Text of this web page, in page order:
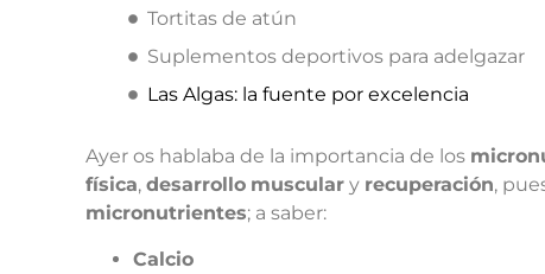
Tortitas de atún
Suplementos deportivos para adelgazar
Las Algas: la fuente por excelencia
Ayer os hablaba de la importancia de los
física, desarrollo muscular y recuperación,
micronutrientes; a saber:
Calcio